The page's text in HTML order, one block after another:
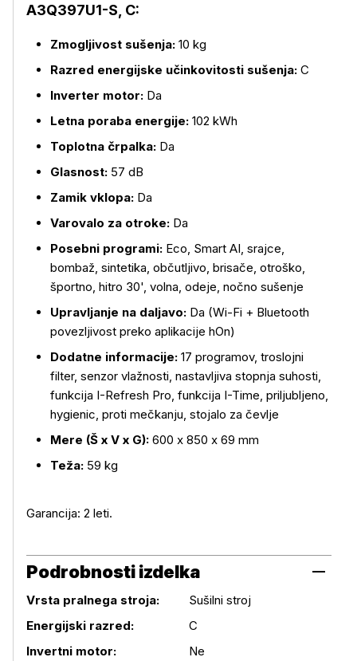
Več o izdelku
A3Q397U1-S, C:
Zmogljivost sušenja: 10 kg
Razred energijske učinkovitosti sušenja: C
Inverter motor: Da
Letna poraba energije: 102 kWh
Toplotna črpalka: Da
Glasnost: 57 dB
Zamik vklopa: Da
Varovalo za otroke: Da
Posebni programi: Eco, Smart AI, srajce,
bombaž, sintetika, občutljivo, brisače, otroško,
športno, hitro 30', volna, odeje, nočno sušenje
Upravljanje na daljavo: Da (Wi-Fi + Bluetooth
povezljivost preko aplikacije hOn)
Dodatne informacije: 17 programov, troslojni
filter, senzor vlažnosti, nastavljiva stopnja suhosti,
funkcija I-Refresh Pro, funkcija I-Time, priljubljeno,
hygienic, proti mečkanju, stojalo za čevlje
Mere (Š x V x G): 600 x 850 x 69 mm
Teža: 59 kg
Garancija: 2 leti.
Podrobnosti izdelka
Vrsta pralnega stroja:
Sušilni stroj
Energijski razred:
C
Invertni motor:
Ne